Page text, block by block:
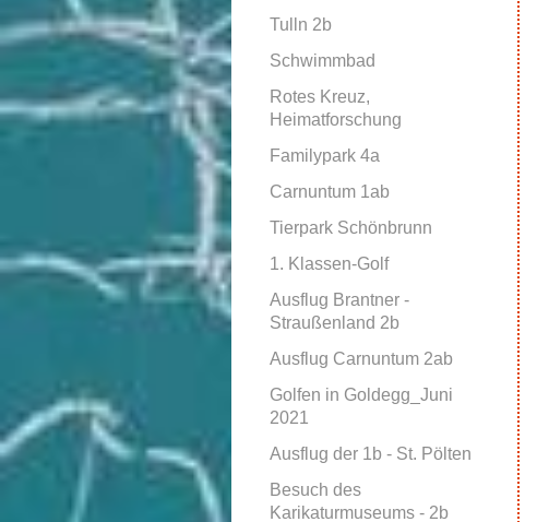
Tulln 2b
Schwimmbad
Rotes Kreuz,
Heimatforschung
Familypark 4a
Carnuntum 1ab
Tierpark Schönbrunn
1. Klassen-Golf
Ausflug Brantner -
Straußenland 2b
Ausflug Carnuntum 2ab
Golfen in Goldegg_Juni
2021
Ausflug der 1b - St. Pölten
Besuch des
Karikaturmuseums - 2b